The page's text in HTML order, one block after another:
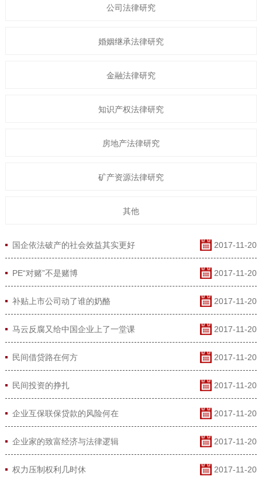
公司法律研究
婚姻继承法律研究
金融法律研究
知识产权法律研究
房地产法律研究
矿产资源法律研究
其他
国企依法破产的社会效益其实更好 2017-11-20
PE“对赌”不是赌博 2017-11-20
补贴上市公司动了谁的奶酪 2017-11-20
马云反腐又给中国企业上了一堂课 2017-11-20
民间借贷路在何方 2017-11-20
民间投资的挣扎 2017-11-20
企业互保联保贷款的风险何在 2017-11-20
企业家的致富经济与法律逻辑 2017-11-20
权力压制权利几时休 2017-11-20